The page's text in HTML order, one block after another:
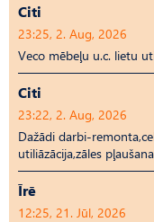
Citi
23:25, 2. Aug, 2026
Veco mēbeļu u.c. lietu
Citi
23:22, 2. Aug, 2026
Dažādi darbi-
utiliāzācija,zāles
Īrē
12:25, 21. Jūl, 2026